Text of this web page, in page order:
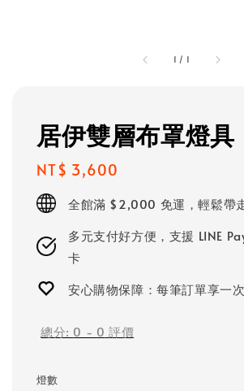
1 / 1
居伊雙層布罩燈具
Regular
price
NT$ 3,600
全館滿 $2,000 免運，輕鬆帶
多元支付好方便，支援 LINE
卡
安心購物保障：每筆訂單享一
總分: 0 - 0 評價
燈數